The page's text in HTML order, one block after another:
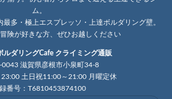
ム。
多・極上エスプレッソ・上達ボルダリング壁。
険が好きな方、ぜひお越しください
ルダリングCafe クライミング通販
0043 滋賀県彦根市小泉町34-8
土日祝11:00～21:00 月曜定休
番号：T6810453874100